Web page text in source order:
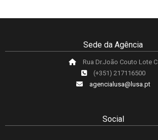
Sede da Agência
Rua Dr.João Couto Lote C
(+351) 217116500
agencialusa@lusa.pt
Social